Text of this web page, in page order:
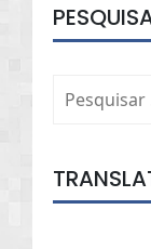
por: